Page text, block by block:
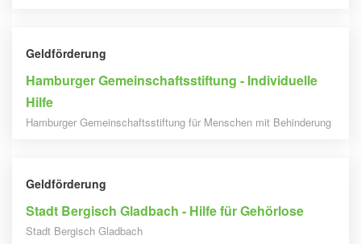
Geldförderung
Hamburger Gemeinschaftsstiftung - Individuelle
Hilfe
Hamburger Gemeinschaftsstiftung für Menschen mit Behinderung
Geldförderung
Stadt Bergisch Gladbach - Hilfe für Gehörlose
Stadt Bergisch Gladbach